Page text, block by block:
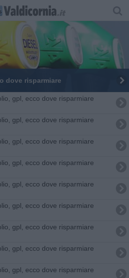
dove risparmiare
gpl, ecco dove risparmiare
gpl, ecco dove risparmiare
gpl, ecco dove risparmiare
gpl, ecco dove risparmiare
gpl, ecco dove risparmiare
gpl, ecco dove risparmiare
gpl, ecco dove risparmiare
gpl, ecco dove risparmiare
gpl, ecco dove risparmiare